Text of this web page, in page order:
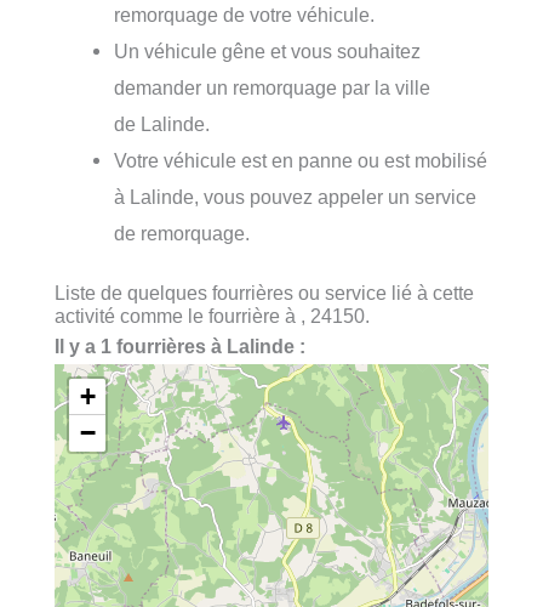
remorquage de votre véhicule.
Un véhicule gêne et vous souhaitez
demander un remorquage par la ville
de Lalinde.
Votre véhicule est en panne ou est mobilisé
à Lalinde, vous pouvez appeler un service
de remorquage.
Liste de quelques fourrières ou service lié à cette
activité comme le fourrière à , 24150.
Il y a 1 fourrières à Lalinde :
+
−